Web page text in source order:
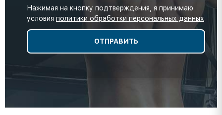
Нажимая на кнопку подтверждения, я принимаю
условия политики обработки персональных данных